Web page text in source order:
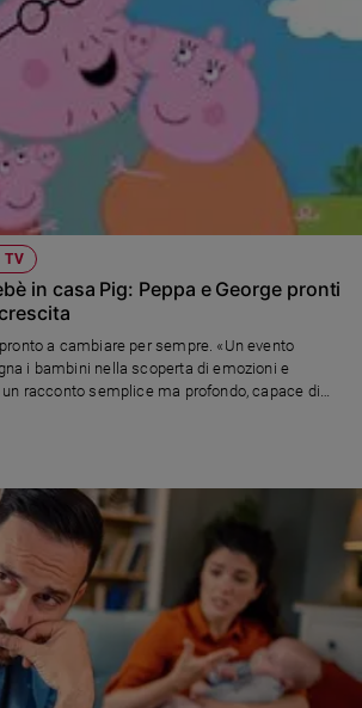
TV
in casa Pig: Peppa e George pronti
a cambiare per sempre. «Un evento
i bambini nella scoperta di emozioni e
racconto semplice ma profondo, capace di
Giorgio Simonelli, esperto di giornalismo e